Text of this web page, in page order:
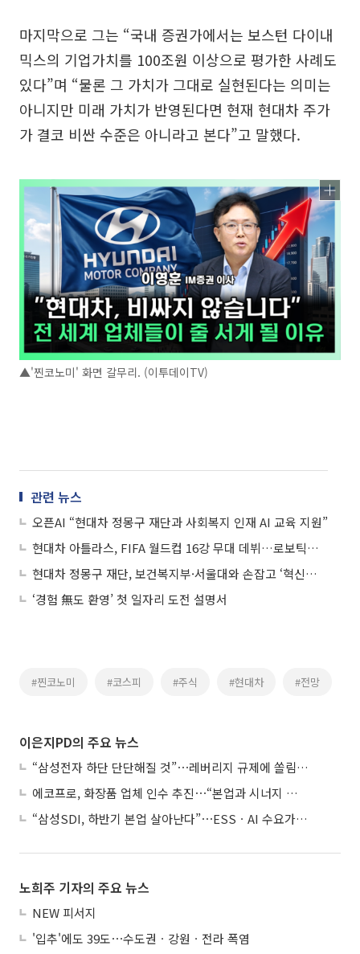
마지막으로 그는 “국내 증권가에서는 보스턴 다이내
믹스의 기업가치를 100조원 이상으로 평가한 사례도
있다”며 “물론 그 가치가 그대로 실현된다는 의미는
아니지만 미래 가치가 반영된다면 현재 현대차 주가
가 결코 비싼 수준은 아니라고 본다”고 말했다.
▲'찐코노미' 화면 갈무리. (이투데이TV)
관련 뉴스
오픈AI “현대차 정몽구 재단과 사회복지 인재 AI 교육 지원”
현대차 아틀라스, FIFA 월드컵 16강 무대 데뷔…로보틱스 기술 전 세계에 전파
현대차 정몽구 재단, 보건복지부·서울대와 손잡고 ‘혁신리더 아카데미’ 출범
‘경험 無도 환영’ 첫 일자리 도전 설명서
#찐코노미 #코스피 #주식 #현대차 #전망
이은지PD의 주요 뉴스
“삼성전자 하단 단단해질 것”⋯레버리지 규제에 쏠림 완화
에코프로, 화장품 업체 인수 추진⋯“본업과 시너지 부족”
“삼성SDI, 하반기 본업 살아난다”⋯ESSㆍAI 수요가 견인
노희주 기자의 주요 뉴스
NEW 피서지
'입추'에도 39도⋯수도권ㆍ강원ㆍ전라 폭염